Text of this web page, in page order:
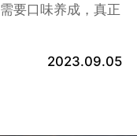
要口味养成，真正
2023.09.05